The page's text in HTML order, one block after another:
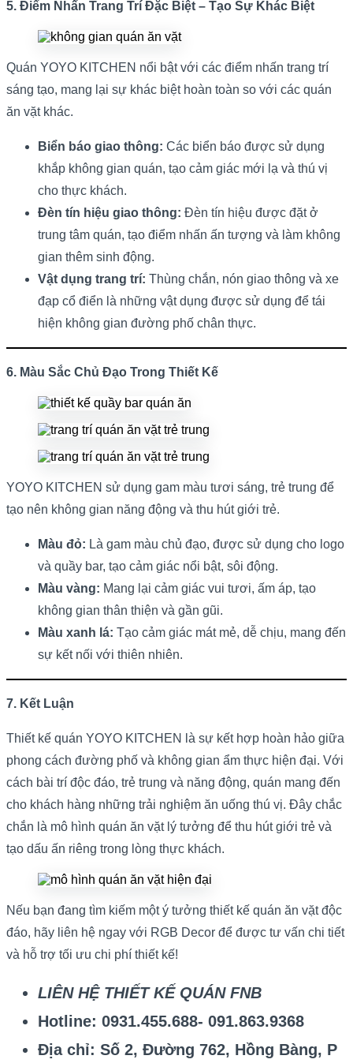
5. Điểm Nhấn Trang Trí Đặc Biệt – Tạo Sự Khác Biệt
Quán YOYO KITCHEN nổi bật với các điểm nhấn trang trí
sáng tạo, mang lại sự khác biệt hoàn toàn so với các quán
ăn vặt khác.
Biển báo giao thông: Các biển báo được sử dụng
khắp không gian quán, tạo cảm giác mới lạ và thú vị
cho thực khách.
Đèn tín hiệu giao thông: Đèn tín hiệu được đặt ở
trung tâm quán, tạo điểm nhấn ấn tượng và làm không
gian thêm sinh động.
Vật dụng trang trí: Thùng chắn, nón giao thông và xe
đạp cổ điển là những vật dụng được sử dụng để tái
hiện không gian đường phố chân thực.
6. Màu Sắc Chủ Đạo Trong Thiết Kế
YOYO KITCHEN sử dụng gam màu tươi sáng, trẻ trung để
tạo nên không gian năng động và thu hút giới trẻ.
Màu đỏ: Là gam màu chủ đạo, được sử dụng cho logo
và quầy bar, tạo cảm giác nổi bật, sôi động.
Màu vàng: Mang lại cảm giác vui tươi, ấm áp, tạo
không gian thân thiện và gần gũi.
Màu xanh lá: Tạo cảm giác mát mẻ, dễ chịu, mang đến
sự kết nối với thiên nhiên.
7. Kết Luận
Thiết kế quán YOYO KITCHEN là sự kết hợp hoàn hảo giữa
phong cách đường phố và không gian ẩm thực hiện đại. Với
cách bài trí độc đáo, trẻ trung và năng động, quán mang đến
cho khách hàng những trải nghiệm ăn uống thú vị. Đây chắc
chắn là mô hình quán ăn vặt lý tưởng để thu hút giới trẻ và
tạo dấu ấn riêng trong lòng thực khách.
Nếu bạn đang tìm kiếm một ý tưởng thiết kế quán ăn vặt độc
đáo, hãy liên hệ ngay với RGB Decor để được tư vấn chi tiết
và hỗ trợ tối ưu chi phí thiết kế!
LIÊN HỆ THIẾT KẾ QUÁN FNB
Hotline: 0931.455.688- 091.863.9368
Địa chỉ: Số 2, Đường 762, Hồng Bàng, P